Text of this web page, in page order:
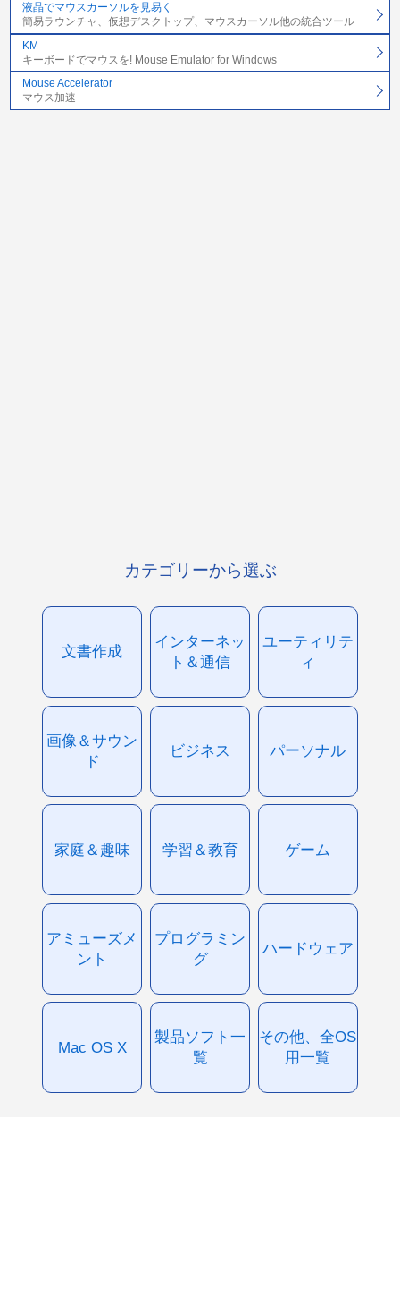
液晶でマウスカーソルを見易く
簡易ラウンチャ、仮想デスクトップ、マウスカーソル他の統合ツール
KM
キーボードでマウスを! Mouse Emulator for Windows
Mouse Accelerator
マウス加速
カテゴリーから選ぶ
文書作成
インターネッ
ト＆通信
ユーティリテ
ィ
画像＆サウン
ド
ビジネス パーソナル
家庭＆趣味 学習＆教育 ゲーム
アミューズメ
ント
プログラミン
グ
ハードウェア
Mac OS X
製品ソフト一
覧
その他、全OS
用一覧